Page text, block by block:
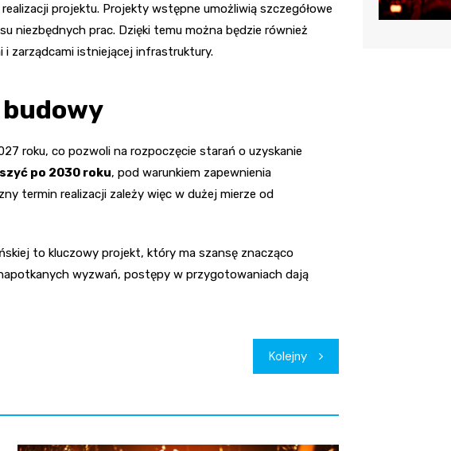
projektu. Projekty wstępne umożliwią szczegółowe
niezbędnych prac. Dzięki temu można będzie również
zarządcami istniejącej infrastruktury.
roku, co pozwoli na rozpoczęcie starań o uzyskanie
po 2030 roku, pod warunkiem zapewnienia
termin realizacji zależy więc w dużej mierze od
to kluczowy projekt, który ma szansę znacząco
wyzwań, postępy w przygotowaniach dają
Kolejny